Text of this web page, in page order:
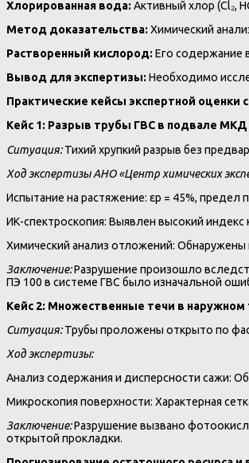
Хлорированная вода:Активный хлор (Cl₂,
Метод доказательства:Химический
Растворенный кислород:Его содержание
Вывод для экспертизы:Необходимо
Практические кейсы экспертной оценки
Кейс 1: Разрыв трубы ГВС в подвале МКД
Ситуация:Тихий хрупкий разрыв без
Ход экспертизы АНО «Центр химических
Испытание на растяжение: εр = 45%, предел
ИК-спектроскопия: Выявлен высокий индекс
Химический анализ отложений:
Заключение:Разрушение произошло
ПЭ 100 в системе ГВС было изначальной
Кейс 2: Множественные течи в
Ситуация:Трубы проложены открыто по
Ход экспертизы:
Анализ содержания и дисперсности сажи:
Микроскопия поверхности: Характерная
Заключение:Разрушение вызвано
открытой прокладки.